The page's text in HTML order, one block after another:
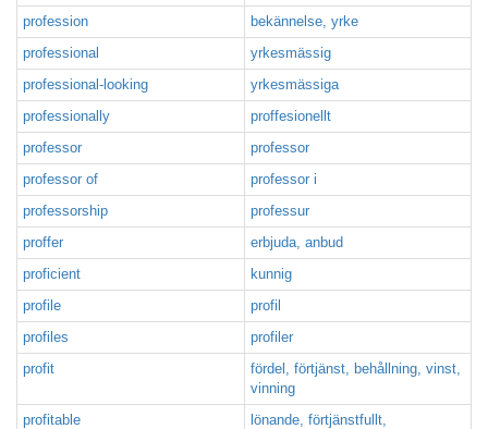
profession
bekännelse, yrke
professional
yrkesmässig
professional-looking
yrkesmässiga
professionally
proffesionellt
professor
professor
professor of
professor i
professorship
professur
proffer
erbjuda, anbud
proficient
kunnig
profile
profil
profiles
profiler
profit
fördel, förtjänst, behållning, vinst,
vinning
profitable
lönande, förtjänstfullt,